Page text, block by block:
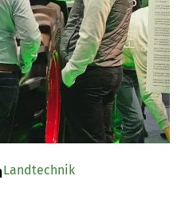
Landtechnik